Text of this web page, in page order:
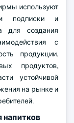
используют
подписки и
для создания
с
продукции.
продуктов,
устойчивой
на рынке и
напитков